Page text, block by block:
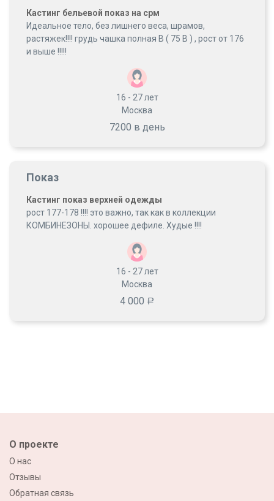
Кастинг бельевой показ на срм
Идеальное тело, без лишнего веса, шрамов,
растяжек!!!! грудь чашка полная В ( 75 В ) , рост от 176
и выше !!!!!
16 - 27лет
Москва
7200 в день
Показ
Кастинг показ верхней одежды
рост 177-178 !!!! это важно, так как в коллекции
КОМБИНЕЗОНЫ. хорошее дефиле. Худые !!!!
16 - 27лет
Москва
4 000 Р
О проекте
О нас
Отзывы
Обратная связь